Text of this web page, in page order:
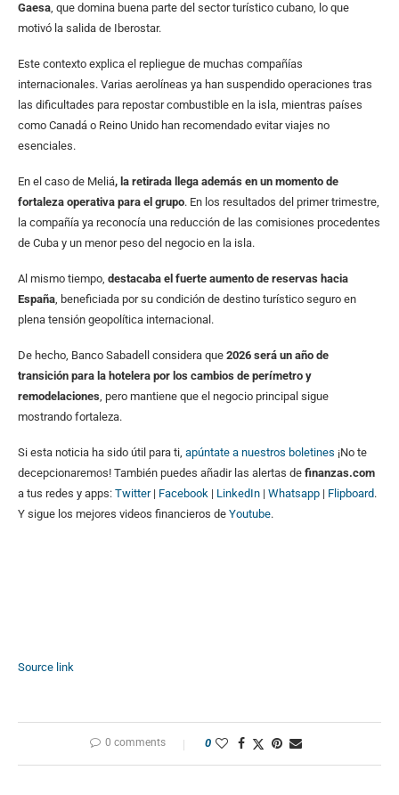
Gaesa, que domina buena parte del sector turístico cubano, lo que
motivó la salida de Iberostar.
Este contexto explica el repliegue de muchas compañías
internacionales. Varias aerolíneas ya han suspendido operaciones tras
las dificultades para repostar combustible en la isla, mientras países
como Canadá o Reino Unido han recomendado evitar viajes no
esenciales.
En el caso de Meliá, la retirada llega además en un momento de
fortaleza operativa para el grupo. En los resultados del primer trimestre,
la compañía ya reconocía una reducción de las comisiones procedentes
de Cuba y un menor peso del negocio en la isla.
Al mismo tiempo, destacaba el fuerte aumento de reservas hacia
España, beneficiada por su condición de destino turístico seguro en
plena tensión geopolítica internacional.
De hecho, Banco Sabadell considera que 2026 será un año de
transición para la hotelera por los cambios de perímetro y
remodelaciones, pero mantiene que el negocio principal sigue
mostrando fortaleza.
Si esta noticia ha sido útil para ti, apúntate a nuestros boletines ¡No te
decepcionaremos! También puedes añadir las alertas de finanzas.com
a tus redes y apps: Twitter| Facebook | LinkedIn | Whatsapp | Flipboard.
Y sigue los mejores videos financieros de Youtube.
Source link
0 comments 0